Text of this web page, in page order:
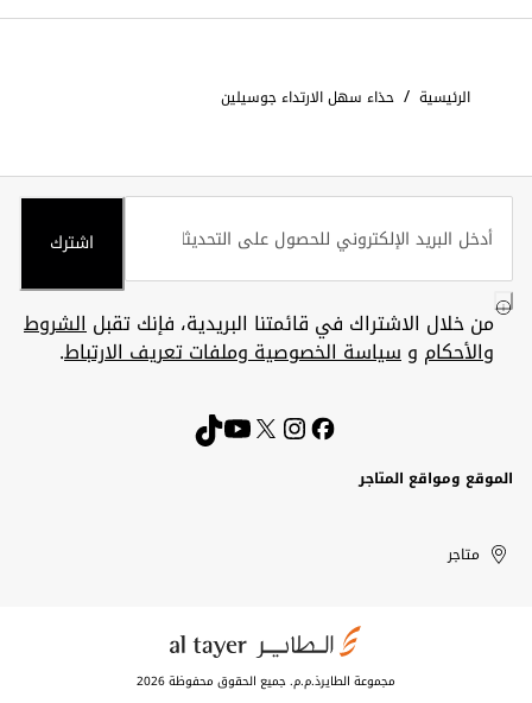
الرئيسية / حذاء سهل الارتداء جوسيلين
اشترك
من خلال الاشتراك في قائمتنا البريدية، فإنك تقبلالشروط
والأحكام وسياسة الخصوصية وملفات تعريف الارتباط.
الموقع ومواقع المتاجر
United
Arab
Kuwait
الإمارات
العربية
الكويت
متاجر
مجموعة الطايرذ.م.م. جميع الحقوق محفوظة 2026